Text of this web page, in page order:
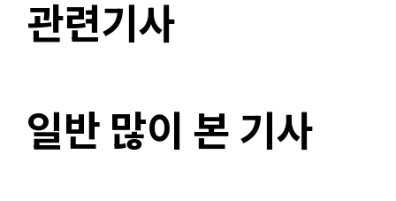
관련기사
일반 많이 본 기사